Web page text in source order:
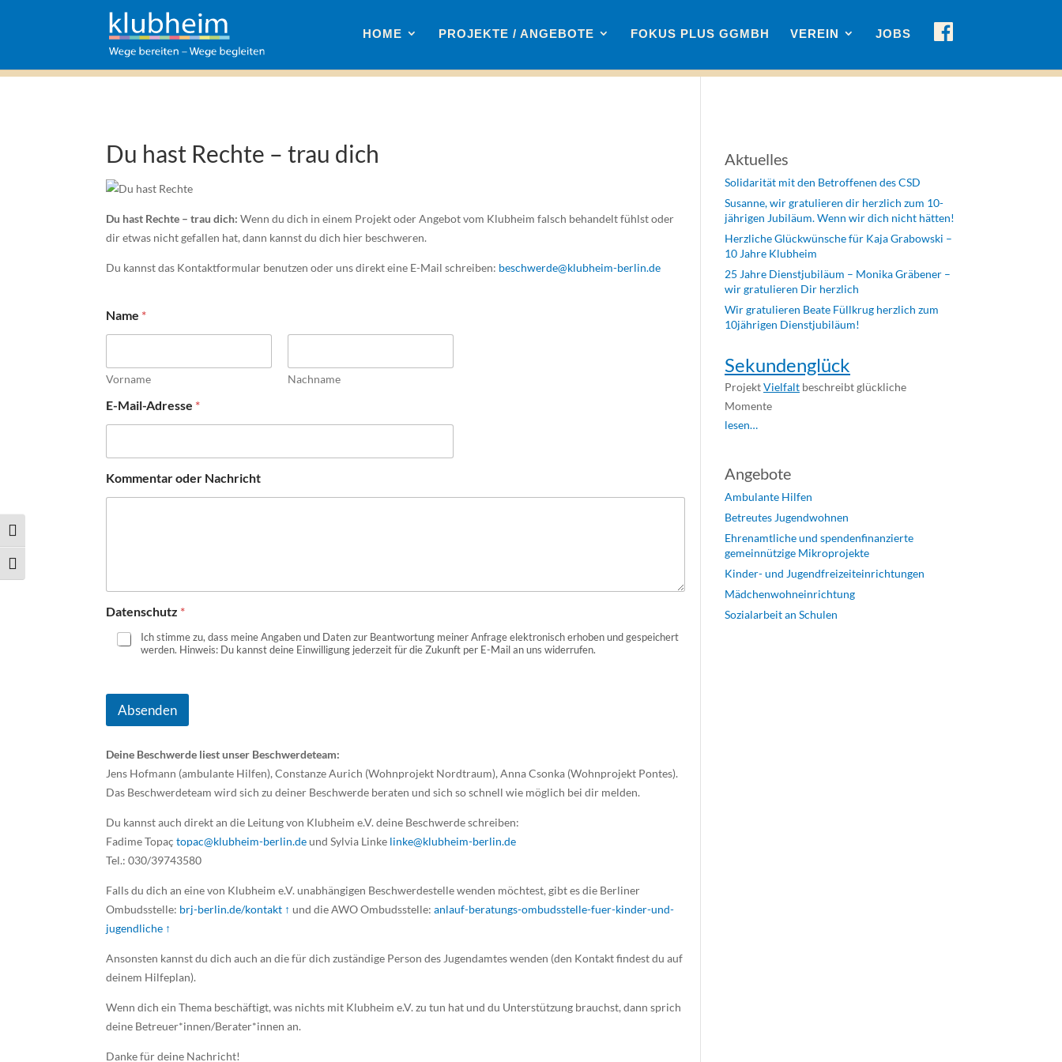
Umschalten auf hohe Kontraste
Schrift vergrößern
HOME PROJEKTE / ANGEBOTE FOKUS PLUS GGMBH VEREIN JOBS
E
B
Du hast Rechte – trau dich
Du hast Rechte – trau dich: Wenn du dich in einem Projekt oder Angebot vom Klubheim falsch behandelt fühlst oder
dir etwas nicht gefallen hat, dann kannst du dich hier beschweren.
Du kannst das Kontaktformular benutzen oder uns direkt eine E-Mail schreiben: beschwerde@klubheim-berlin.de
K
e
t
e
r
h
Name *
Vorname Nachname
E-Mail-Adresse *
Kommentar oder Nachricht
Datenschutz *
Ich stimme zu, dass meine Angaben und Daten zur Beantwortung meiner Anfrage elektronisch erhoben und gespeichert
werden. Hinweis: Du kannst deine Einwilligung jederzeit für die Zukunft per E-Mail an uns widerrufen.
Absenden
Deine Beschwerde liest unser Beschwerdeteam:
Jens Hofmann (ambulante Hilfen), Constanze Aurich (Wohnprojekt Nordtraum), Anna Csonka (Wohnprojekt Pontes).
Das Beschwerdeteam wird sich zu deiner Beschwerde beraten und sich so schnell wie möglich bei dir melden.
Du kannst auch direkt an die Leitung von Klubheim e.V. deine Beschwerde schreiben:
Fadime Topaçtopac@klubheim-berlin.de und Sylvia Linke linke@klubheim-berlin.de
Tel.: 030/39743580
Falls du dich an eine von Klubheim e.V. unabhängigen Beschwerdestelle wenden möchtest, gibt es die Berliner
Ombudsstelle: brj-berlin.de/kontakt ↑ und die AWO Ombudsstelle:anlauf-beratungs-ombudsstelle-fuer-kinder-und-
jugendliche ↑
Ansonsten kannst du dich auch an die für dich zuständige Person des Jugendamtes wenden (den Kontakt findest du auf
deinem Hilfeplan).
Wenn dich ein Thema beschäftigt, was nichts mit Klubheim e.V. zu tun hat und du Unterstützung brauchst, dann sprich
deine Betreuer*innen/Berater*innen an.
Danke für deine Nachricht!
Aktuelles
Solidarität mit den Betroffenen des CSD
Susanne, wir gratulieren dir herzlich zum 10-
jährigen Jubiläum. Wenn wir dich nicht hätten!
Herzliche Glückwünsche für Kaja Grabowski –
10 Jahre Klubheim
25 Jahre Dienstjubiläum – Monika Gräbener –
wir gratulieren Dir herzlich
Wir gratulieren Beate Füllkrug herzlich zum
10jährigen Dienstjubiläum!
Sekundenglück
ProjektVielfalt beschreibt glückliche
Momente
lesen…
Angebote
Ambulante Hilfen
Betreutes Jugendwohnen
Ehrenamtliche und spendenfinanzierte
gemeinnützige Mikroprojekte
Kinder- und Jugendfreizeiteinrichtungen
Mädchenwohneinrichtung
Sozialarbeit an Schulen